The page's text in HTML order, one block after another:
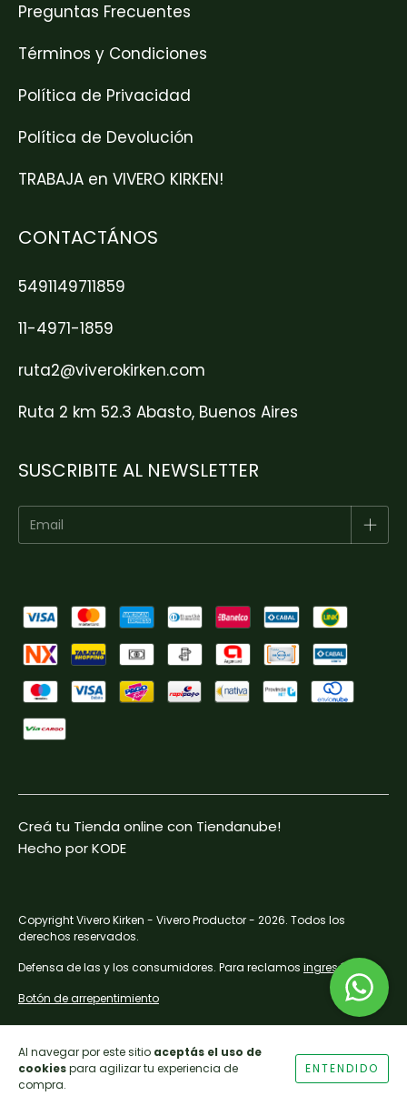
Al navegar por este sitio aceptás el uso de
cookiespara agilizar tu experiencia de
compra.
ENTENDIDO
Preguntas Frecuentes
Términos y Condiciones
Política de Privacidad
Política de Devolución
TRABAJA en VIVERO KIRKEN!
CONTACTÁNOS
5491149711859
11-4971-1859
ruta2@viverokirken.com
Ruta 2 km 52.3 Abasto, Buenos Aires
SUSCRIBITE AL NEWSLETTER
Creá tu Tienda online con Tiendanube!
Hecho por KODE
Copyright Vivero Kirken - Vivero Productor - 2026. Todos los
derechos reservados.
Defensa de las y los consumidores. Para reclamos ingresá acá.
Botón de arrepentimiento